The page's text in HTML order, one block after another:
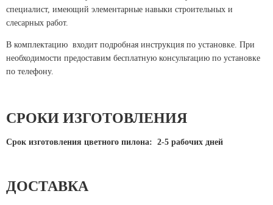
специалист, имеющий элементарные навыки строительных и
слесарных работ.
В комплектацию входит подробная инструкция по установке. При
необходимости предоставим бесплатную консультацию по установке
по телефону.
СРОКИ ИЗГОТОВЛЕНИЯ
Срок изготовления цветного пилона: 2-5 рабочих дней
ДОСТАВКА